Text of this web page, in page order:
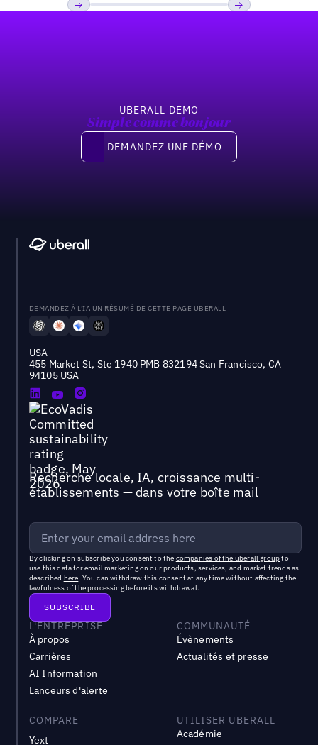
UBERALL DEMO
Simple comme bonjour
Demandez une démo
DEMANDEZ UNE DÉMO
DEMANDEZ À L'IA UN RÉSUMÉ DE CETTE PAGE UBERALL
USA
455 Market St, Ste 1940 PMB 832194 San Francisco, CA
94105 USA
Recherche locale, IA, croissance multi-
établissements — dans votre boîte mail
By clicking on subscribe you consent to the companies of the uberall groupto
use this data for email marketing on our products, services, and market trends as
described here. You can withdraw this consent at any time without affecting the
lawfulness of the processing before its withdrawal.
L'ENTREPRISE
À propos
Carrières
AI Information
Lanceurs d'alerte
COMMUNAUTÉ
Évènements
Actualités et presse
COMPARE
Yext
UTILISER UBERALL
Académie